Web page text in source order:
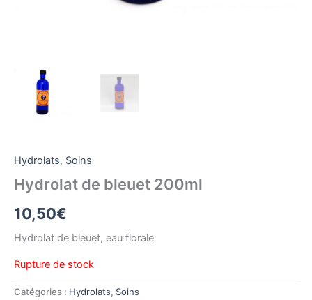
Hydrolats, Soins
Hydrolat de bleuet 200ml
10,50€
Hydrolat de bleuet, eau florale
Rupture de stock
Catégories : Hydrolats, Soins